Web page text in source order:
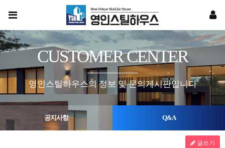
CUSTOMER CENTER
영인스틸하우스의 정보 및 문의게시판입니다
공지사항 Q&A
글쓰기